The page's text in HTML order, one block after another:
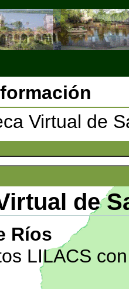
Virtual de
de
Ríos
LILACS